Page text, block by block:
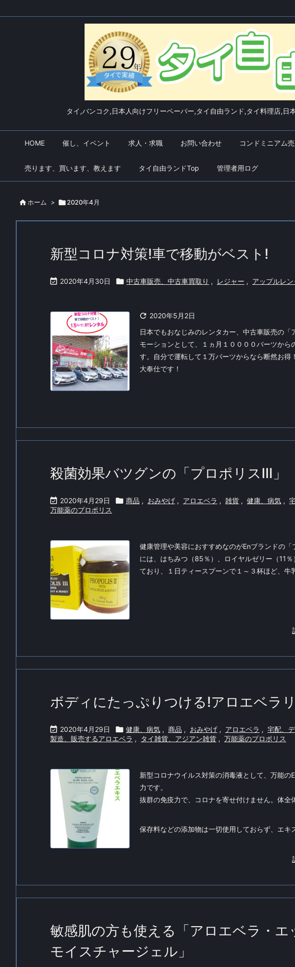
タイ,バンコク,日本人向けフリーペーパー,タイ自由ランド,タイ料理店,
HOME 催し、イベント 求人・求職 お問い合わせ コンドミニアム
売ります、買います、教えます タイ自由ランドTop 管理者用ログ
 ホーム > 2020年4月
新型コロナ対策!車で移動がベスト!
 2020年4月30日  中古車販売、中古車買取り , レジャー , アップルレ
 2020年5月2日
日本でもおなじみのレンタカー、中古車販売の「
モーションとして、１ヵ月１００００バーツから
す。自分で運転して１万バーツからなら断然お得
大奉仕です！
殺菌効果バツグンの「プロポリスⅢ」
 2020年4月29日  商品 , おみやげ , アロエベラ , 雑貨 , 健康、病気 ,
万能薬のプロポリス
健康管理や美容におすすめなのがEnブランドの
には、はちみつ（85％）、ロイヤルゼリー（11
ており、１日ティースプーンで１～３杯ほど、牛
ボディにたっぷりつける!アロエベラ
 2020年4月29日  健康、病気 , 商品 , おみやげ , アロエベラ , 宅配、
製造、販売するアロエベラ , タイ雑貨、アジアン雑貨 , 万能薬のプロポリス
新型コロナウイルス対策の消毒液として、万能の
力です。
抜群の免疫力で、コロナを寄せ付けません。体全
保存料などの添加物は一切使用しておらず、エキ
敏感肌の方も使える「アロエベラ・エ
モイスチャージェル」